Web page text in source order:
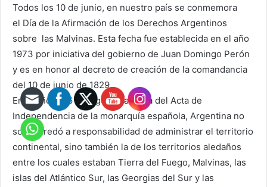
Todos los 10 de junio, en nuestro país se conmemora
el Día de la Afirmación de los Derechos Argentinos
sobre las Malvinas. Esta fecha fue establecida en el año
1973 por iniciativa del gobierno de Juan Domingo Perón
y es en honor al decreto de creación de la comandancia
del 10 de junio de 1829.
En el año 1816 y luego de la firma del Acta de
Independencia de la monarquía española, Argentina no
solo heredó a responsabilidad de administrar el territorio
continental, sino también la de los territorios aledaños
entre los cuales estaban Tierra del Fuego, Malvinas, las
islas del Atlántico Sur, las Georgias del Sur y las